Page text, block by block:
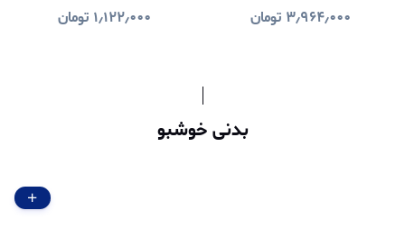
۳٫۹۶۴٫۰۰۰ تومان
۱٫۱۲۲٫۰۰۰ تومان
بدنی خوشبو